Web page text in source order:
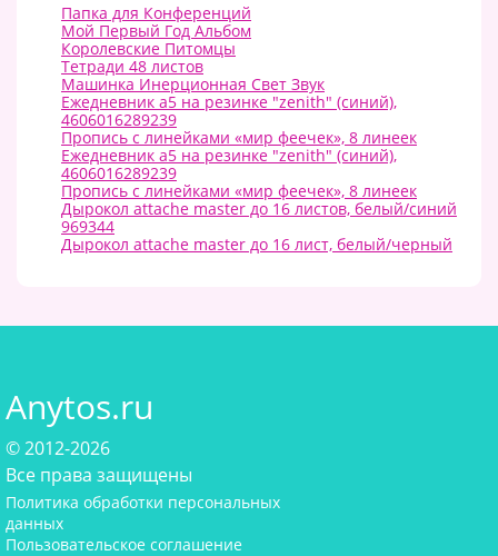
Папка для Конференций
Мой Первый Год Альбом
Королевские Питомцы
Тетради 48 листов
Машинка Инерционная Свет Звук
Ежедневник а5 на резинке "zenith" (синий),
4606016289239
Пропись с линейками «мир феечек», 8 линеек
Ежедневник а5 на резинке "zenith" (синий),
4606016289239
Пропись с линейками «мир феечек», 8 линеек
Дырокол attache master до 16 листов, белый/синий
969344
Дырокол attache master до 16 лист, белый/черный
Anytos.ru
© 2012-2026
Все права защищены
Политика обработки персональных
данных
Пользовательское соглашение